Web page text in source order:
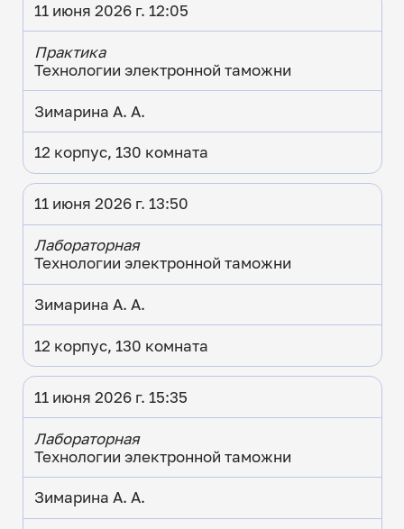
11 июня 2026 г. 12:05
Практика
Технологии электронной таможни
Зимарина А. А.
12 корпус, 130 комната
11 июня 2026 г. 13:50
Лабораторная
Технологии электронной таможни
Зимарина А. А.
12 корпус, 130 комната
11 июня 2026 г. 15:35
Лабораторная
Технологии электронной таможни
Зимарина А. А.